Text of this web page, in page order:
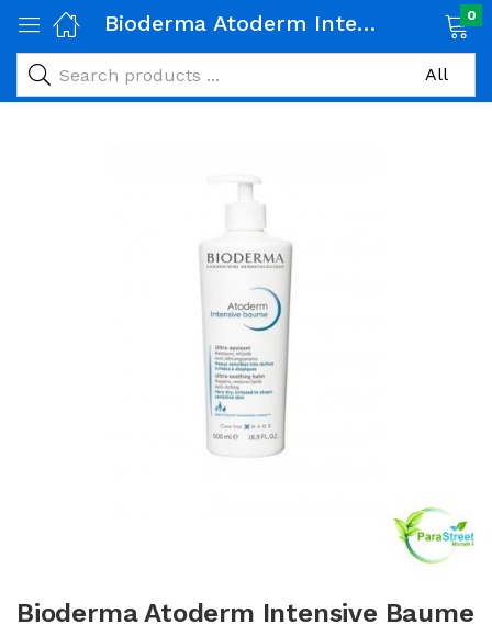
Bioderma Atoderm Intensive Baume Ultra Apaisant 500ml 0
Bioderma Atoderm Intensive Baume